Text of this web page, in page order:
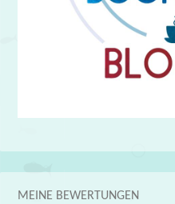
MEINE BEWERTUNGEN